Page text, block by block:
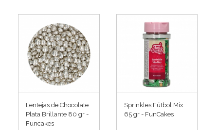
Lentejas de Chocolate
Plata Brillante 80 gr -
Funcakes
Sprinkles Fútbol Mix
65 gr - FunCakes